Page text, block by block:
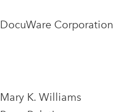
DocuWare Corporation
Mary K. Williams